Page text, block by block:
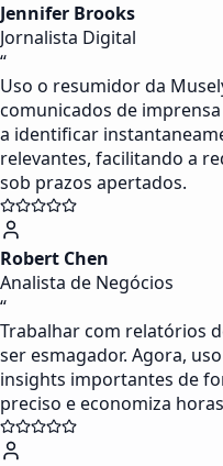
Jennifer Brooks
Jornalista Digital
“
Uso o resumidor da
comunicados de
a identificar
relevantes, facilitando a
sob prazos apertados.
Robert Chen
Analista de Negócios
“
Trabalhar com relatórios
ser esmagador. Agora,
insights importantes de
preciso e economiza